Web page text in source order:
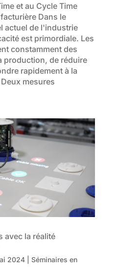
et au Cycle Time
Dans le
actuel de l'industrie
est primordiale. Les
constamment des
production, de réduire
rapidement à la
mesures
avec la réalité
2024| Séminaires en